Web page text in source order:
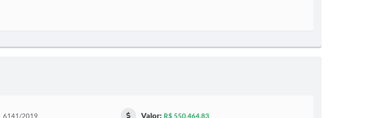
6141/2019 Valor: R$ 550.464,83